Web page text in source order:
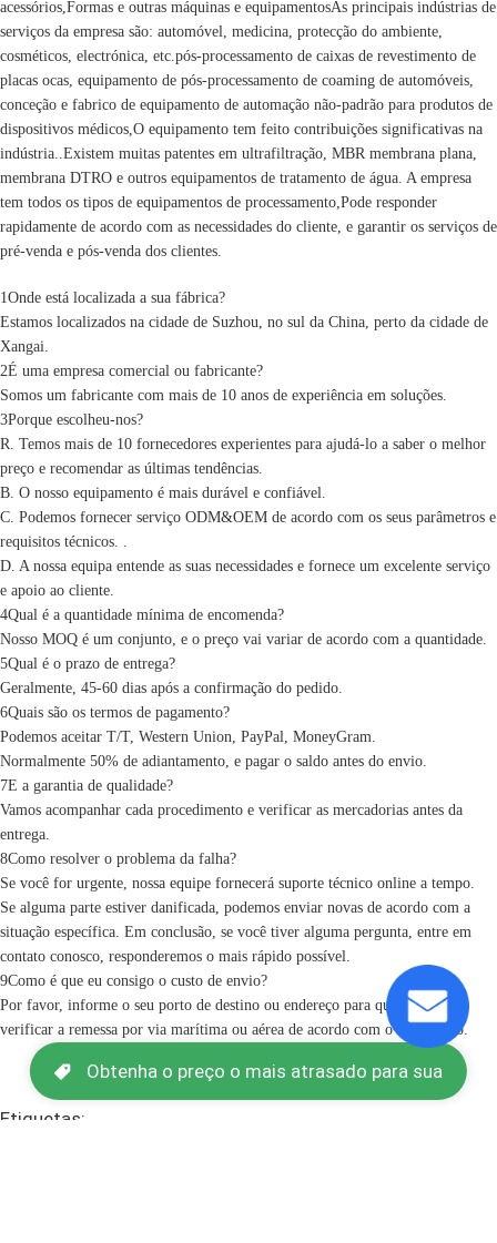
acessórios,Formas e outras máquinas e equipamentosAs principais indústrias de
serviços da empresa são: automóvel, medicina, protecção do ambiente,
cosméticos, electrónica, etc.pós-processamento de caixas de revestimento de
placas ocas, equipamento de pós-processamento de coaming de automóveis,
conceção e fabrico de equipamento de automação não-padrão para produtos de
dispositivos médicos,O equipamento tem feito contribuições significativas na
indústria..Existem muitas patentes em ultrafiltração, MBR membrana plana,
membrana DTRO e outros equipamentos de tratamento de água. A empresa
tem todos os tipos de equipamentos de processamento,Pode responder
rapidamente de acordo com as necessidades do cliente, e garantir os serviços de
pré-venda e pós-venda dos clientes.
1Onde está localizada a sua fábrica?
Estamos localizados na cidade de Suzhou, no sul da China, perto da cidade de
Xangai.
2É uma empresa comercial ou fabricante?
Somos um fabricante com mais de 10 anos de experiência em soluções.
3Porque escolheu-nos?
R. Temos mais de 10 fornecedores experientes para ajudá-lo a saber o melhor
preço e recomendar as últimas tendências.
B. O nosso equipamento é mais durável e confiável.
C. Podemos fornecer serviço ODM&OEM de acordo com os seus parâmetros e
requisitos técnicos. .
D. A nossa equipa entende as suas necessidades e fornece um excelente serviço
e apoio ao cliente.
4Qual é a quantidade mínima de encomenda?
Nosso MOQ é um conjunto, e o preço vai variar de acordo com a quantidade.
5Qual é o prazo de entrega?
Geralmente, 45-60 dias após a confirmação do pedido.
6Quais são os termos de pagamento?
Podemos aceitar T/T, Western Union, PayPal, MoneyGram.
Normalmente 50% de adiantamento, e pagar o saldo antes do envio.
7E a garantia de qualidade?
Vamos acompanhar cada procedimento e verificar as mercadorias antes da
entrega.
8Como resolver o problema da falha?
Se você for urgente, nossa equipe fornecerá suporte técnico online a tempo.
Se alguma parte estiver danificada, podemos enviar novas de acordo com a
situação específica. Em conclusão, se você tiver alguma pergunta, entre em
contato conosco, responderemos o mais rápido possível.
9Como é que eu consigo o custo de envio?
Por favor, informe o seu porto de destino ou endereço para que possamos
verificar a remessa por via marítima ou aérea de acordo com o seu pedido.
Etiquetas:
Obtenha o preço o mais atrasado para sua